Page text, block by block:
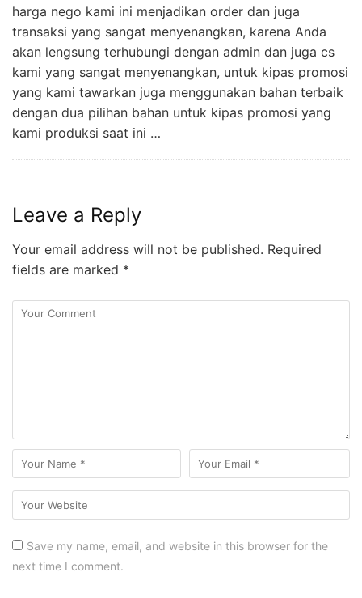
harga nego kami ini menjadikan order dan juga
transaksi yang sangat menyenangkan, karena Anda
akan lengsung terhubungi dengan admin dan juga cs
kami yang sangat menyenangkan, untuk kipas promosi
yang kami tawarkan juga menggunakan bahan terbaik
dengan dua pilihan bahan untuk kipas promosi yang
kami produksi saat ini …
Leave a Reply
Your email address will not be published. Required
fields are marked *
Save my name, email, and website in this browser for the
next time I comment.